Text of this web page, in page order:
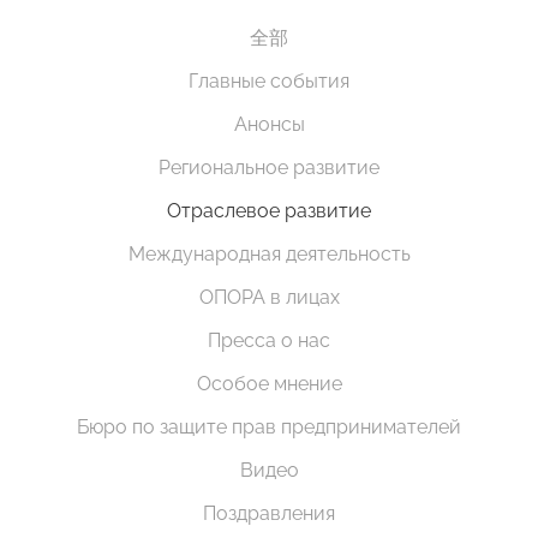
全部
Главные события
Анонсы
Региональное развитие
Отраслевое развитие
Международная деятельность
ОПОРА в лицах
Пресса о нас
Особое мнение
Бюро по защите прав предпринимателей
Видео
Поздравления